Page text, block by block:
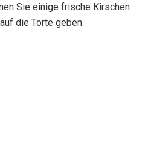
Sie einige frische Kirschen
die Torte geben.